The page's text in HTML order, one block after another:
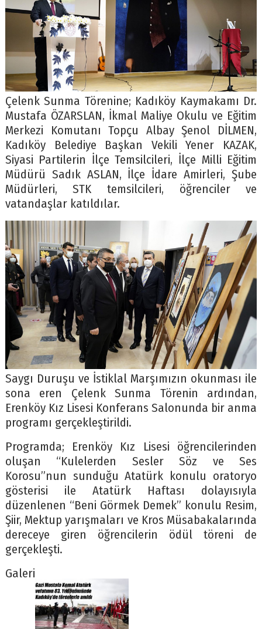
Çelenk Sunma Törenine; Kadıköy Kaymakamı Dr.
Mustafa ÖZARSLAN, İkmal Maliye Okulu ve Eğitim
Merkezi Komutanı Topçu Albay Şenol DİLMEN,
Kadıköy Belediye Başkan Vekili Yener KAZAK,
Siyasi Partilerin İlçe Temsilcileri, İlçe Milli Eğitim
Müdürü Sadık ASLAN, İlçe İdare Amirleri, Şube
Müdürleri, STK temsilcileri, öğrenciler ve
vatandaşlar katıldılar.
Saygı Duruşu ve İstiklal Marşımızın okunması ile
sona eren Çelenk Sunma Törenin ardından,
Erenköy Kız Lisesi Konferans Salonunda bir anma
programı gerçekleştirildi.
Programda; Erenköy Kız Lisesi öğrencilerinden
oluşan “Kulelerden Sesler Söz ve Ses
Korosu”nun sunduğu Atatürk konulu oratoryo
gösterisi ile Atatürk Haftası dolayısıyla
düzenlenen “Beni Görmek Demek” konulu Resim,
Şiir, Mektup yarışmaları ve Kros Müsabakalarında
dereceye giren öğrencilerin ödül töreni de
gerçekleşti.
Galeri